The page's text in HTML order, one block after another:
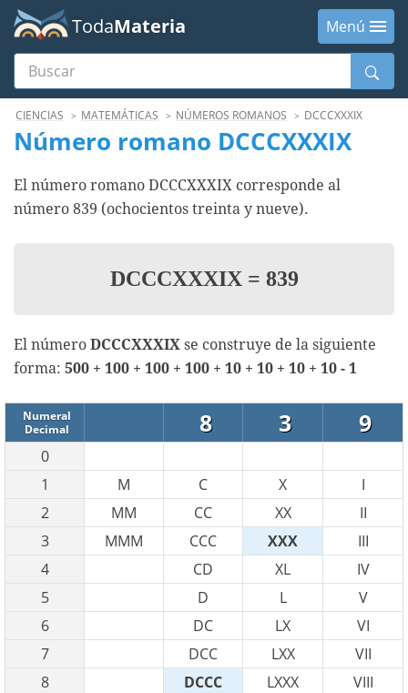
TodaMateria
Menú
Buscar
MenúCIENCIAS MATEMÁTICAS NÚMEROS ROMANOS DCCCXXXIX
Número romano DCCCXXXIX
El número romano DCCCXXXIX corresponde al
número 839 (ochocientos treinta y nueve).
DCCCXXXIX = 839
El número DCCCXXXIX se construye de la siguiente
forma: 500 + 100 + 100 + 100 + 10 + 10 + 10 + 10 - 1
Numeral
Decimal
8 3 9
0
1
M C X
I
2
MM CC XX
II
3
MMM CCC XXX
III
4
CD XL
IV
5
D L
V
6
DC LX
VI
7
DCC LXX
VII
8
DCCC LXXX
VIII